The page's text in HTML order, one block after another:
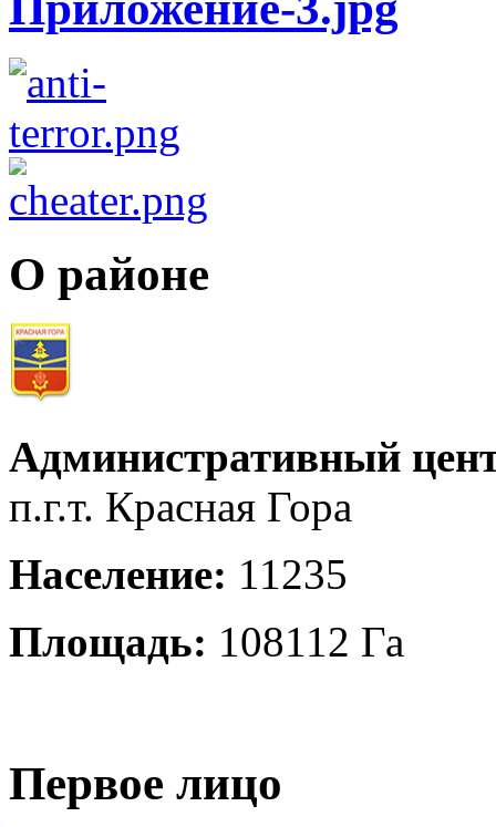
О районе
Административный
п.г.т. Красная Гора
Население: 11235
Площадь: 108112 Га
Первое лицо